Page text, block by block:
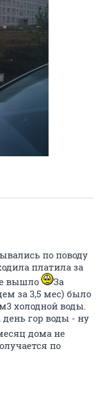
по поводу
платила за
вышло
За
за 3,5 мес) было
холодной воды.
день гор воды - ну
дома не
по